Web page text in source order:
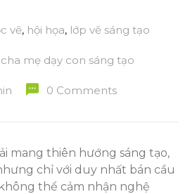
vẽ, hội họa, lớp vẽ sáng tạo
mẹ dạy con sáng tạo
0 Comments
mang thiên hướng sáng tạo,
chỉ với duy nhất bán cầu
thể cảm nhận nghệ